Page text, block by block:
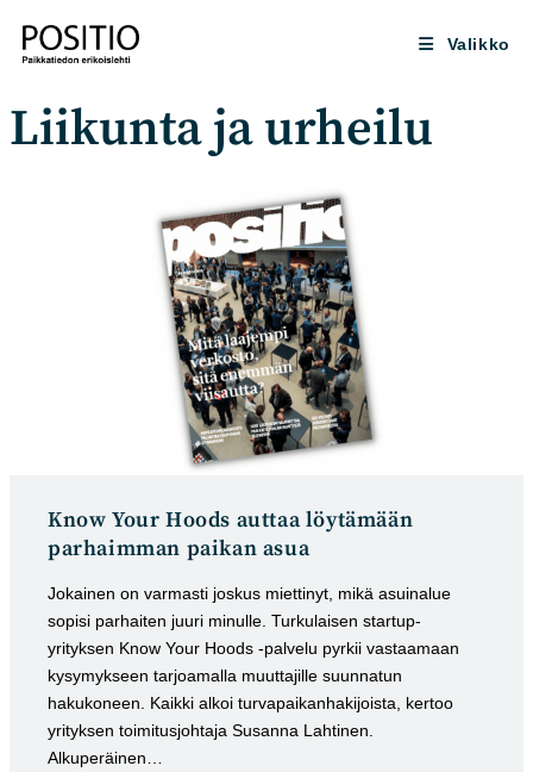
suoraan
sisältöön
Valikko
Liikunta ja urheilu
Know Your Hoods auttaa löytämään
parhaimman paikan asua
Jokainen on varmasti joskus miettinyt, mikä asuinalue
sopisi parhaiten juuri minulle. Turkulaisen startup-
yrityksen Know Your Hoods -palvelu pyrkii vastaamaan
kysymykseen tarjoamalla muuttajille suunnatun
hakukoneen. Kaikki alkoi turvapaikanhakijoista, kertoo
yrityksen toimitusjohtaja Susanna Lahtinen.
Alkuperäinen…